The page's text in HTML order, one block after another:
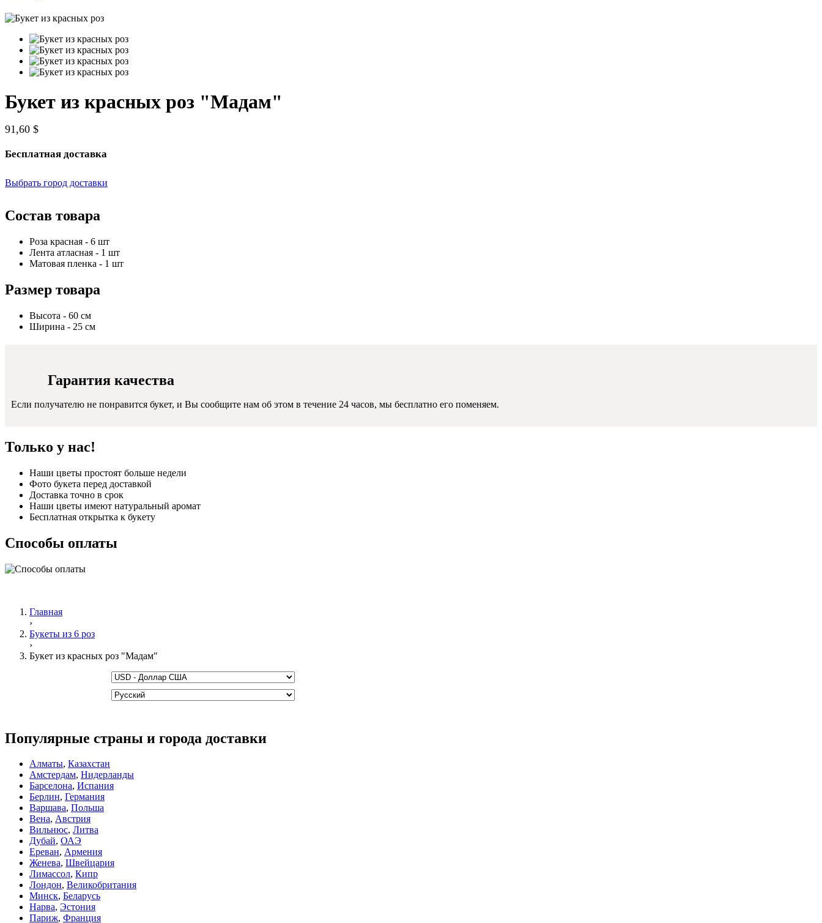
Букет из красных роз "Мадам"
91,60 $
Бесплатная доставка
Выбрать город доставки
Состав товара
Роза красная - 6 шт
Лента атласная - 1 шт
Матовая пленка - 1 шт
Размер товара
Высота - 60 см
Ширина - 25 см
Гарантия качества
Если получателю не понравится букет, и Вы сообщите нам об этом в течение 24 часов, мы бесплатно его поменяем.
Только у нас!
Наши цветы простоят больше недели
Фото букета перед доставкой
Доставка точно в срок
Наши цветы имеют натуральный аромат
Бесплатная открытка к букету
Способы оплаты
Главная
›
Букеты из 6 роз
›
Букет из красных роз "Мадам"
Популярные страны и города доставки
Алматы, Казахстан
Амстердам, Нидерланды
Барселона, Испания
Берлин, Германия
Варшава, Польша
Вена, Австрия
Вильнюс, Литва
Дубай, ОАЭ
Ереван, Армения
Женева, Швейцария
Лимассол, Кипр
Лондон, Великобритания
Минск, Беларусь
Нарва, Эстония
Париж, Франция